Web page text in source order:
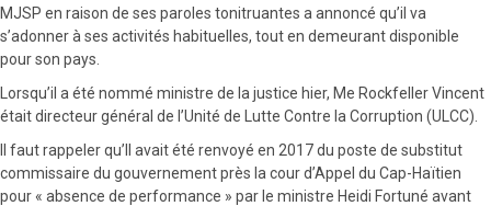
MJSP en raison de ses paroles tonitruantes a annoncé qu’il va
s’adonner à ses activités habituelles, tout en demeurant disponible
pour son pays.
Lorsqu’il a été nommé ministre de la justice hier, Me Rockfeller Vincent
était directeur général de l’Unité de Lutte Contre la Corruption (ULCC).
Il faut rappeler qu’Il avait été renvoyé en 2017 du poste de substitut
commissaire du gouvernement près la cour d’Appel du Cap-Haïtien
pour « absence de performance » par le ministre Heidi Fortuné avant